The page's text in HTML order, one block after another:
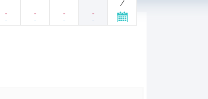
-
-
-
-
-
-
-
-